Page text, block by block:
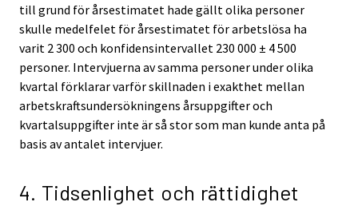
till grund för årsestimatet hade gällt olika personer
skulle medelfelet för årsestimatet för arbetslösa ha
varit 2 300 och konfidensintervallet 230 000 ± 4 500
personer. Intervjuerna av samma personer under olika
kvartal förklarar varför skillnaden i exakthet mellan
arbetskraftsundersökningens årsuppgifter och
kvartalsuppgifter inte är så stor som man kunde anta på
basis av antalet intervjuer.
4. Tidsenlighet och rättidighet